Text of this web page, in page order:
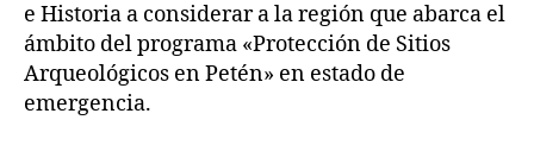
e Historia a considerar a la región que abarca el
ámbito del programa «Protección de Sitios
Arqueológicos en Petén» en estado de
emergencia.